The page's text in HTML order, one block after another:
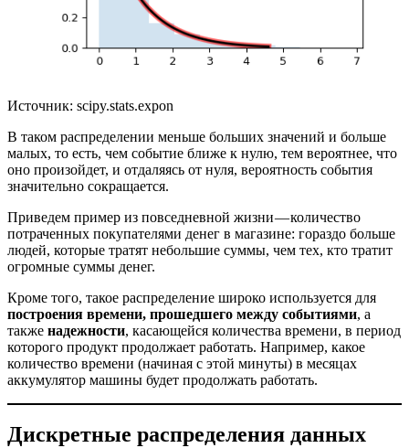
Источник: scipy.stats.expon
В таком распределении меньше больших значений и больше
малых, то есть, чем событие ближе к нулю, тем вероятнее, что
оно произойдет, и отдаляясь от нуля, вероятность события
значительно сокращается.
Приведем пример из повседневной жизни — количество
потраченных покупателями денег в магазине: гораздо больше
людей, которые тратят небольшие суммы, чем тех, кто тратит
огромные суммы денег.
Кроме того, такое распределение широко используется для
построения времени, прошедшего между событиями, а
также надежности, касающейся количества времени, в период
которого продукт продолжает работать. Например, какое
количество времени (начиная с этой минуты) в месяцах
аккумулятор машины будет продолжать работать.
Дискретные распределения данных